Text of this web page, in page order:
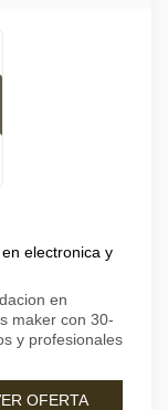
electronica y
en
maker con 30-
y profesionales
OFERTA